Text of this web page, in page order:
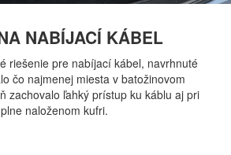
NABÍJACÍ KÁBEL
riešenie pre nabíjací kábel, navrhnuté
čo najmenej miesta v batožinovom
zachovalo ľahký prístup ku káblu aj pri
plne naloženom kufri.